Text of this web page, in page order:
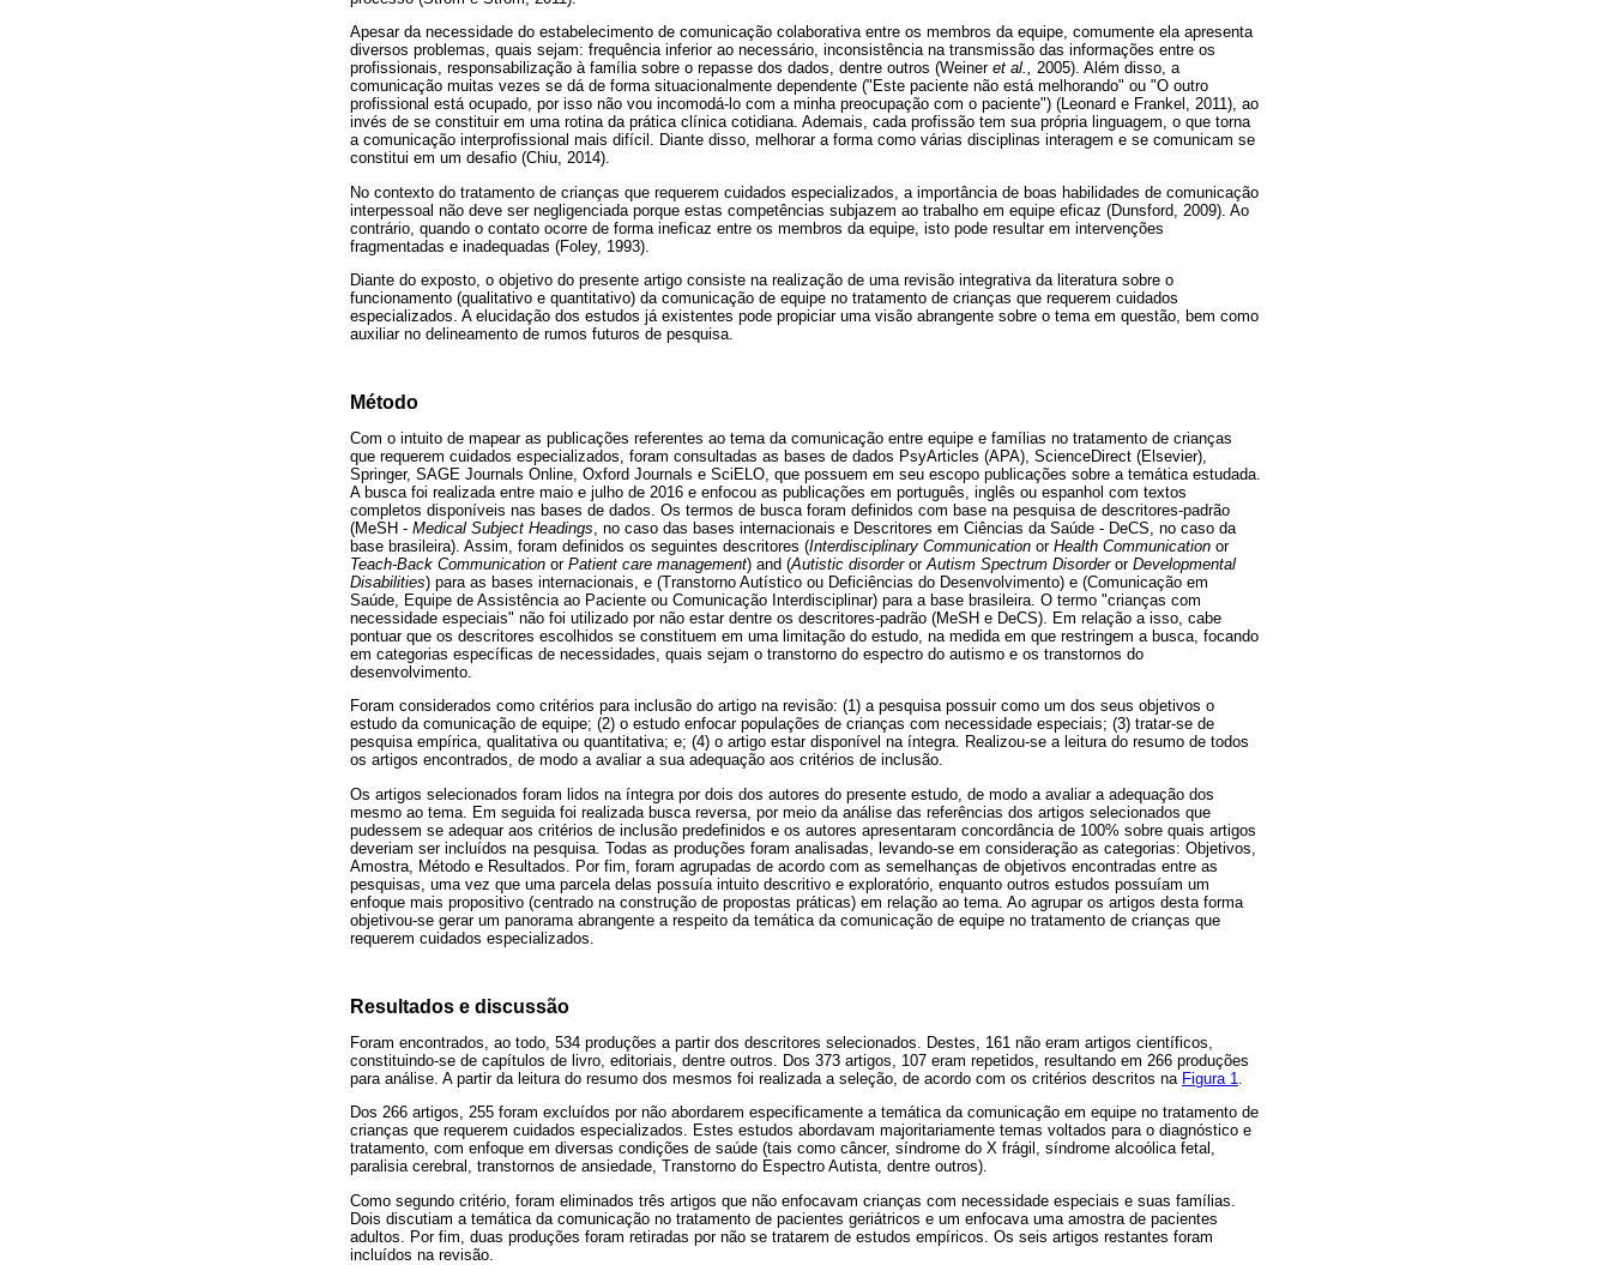
Apesar da necessidade do estabelecimento de comunicação colaborativa entre os membros da equipe, comumente ela apresenta
diversos problemas, quais sejam: frequência inferior ao necessário, inconsistência na transmissão das informações entre os
profissionais, responsabilização à família sobre o repasse dos dados, dentre outros (Weiner et al., 2005). Além disso, a
comunicação muitas vezes se dá de forma situacionalmente dependente ("Este paciente não está melhorando" ou "O outro
profissional está ocupado, por isso não vou incomodá-lo com a minha preocupação com o paciente") (Leonard e Frankel, 2011), ao
invés de se constituir em uma rotina da prática clínica cotidiana. Ademais, cada profissão tem sua própria linguagem, o que torna
a comunicação interprofissional mais difícil. Diante disso, melhorar a forma como várias disciplinas interagem e se comunicam se
constitui em um desafio (Chiu, 2014).
No contexto do tratamento de crianças que requerem cuidados especializados, a importância de boas habilidades de comunicação
interpessoal não deve ser negligenciada porque estas competências subjazem ao trabalho em equipe eficaz (Dunsford, 2009). Ao
contrário, quando o contato ocorre de forma ineficaz entre os membros da equipe, isto pode resultar em intervenções
fragmentadas e inadequadas (Foley, 1993).
Diante do exposto, o objetivo do presente artigo consiste na realização de uma revisão integrativa da literatura sobre o
funcionamento (qualitativo e quantitativo) da comunicação de equipe no tratamento de crianças que requerem cuidados
especializados. A elucidação dos estudos já existentes pode propiciar uma visão abrangente sobre o tema em questão, bem como
auxiliar no delineamento de rumos futuros de pesquisa.
Método
Com o intuito de mapear as publicações referentes ao tema da comunicação entre equipe e famílias no tratamento de crianças
que requerem cuidados especializados, foram consultadas as bases de dados PsyArticles (APA), ScienceDirect (Elsevier),
Springer, SAGE Journals Online, Oxford Journals e SciELO, que possuem em seu escopo publicações sobre a temática estudada.
A busca foi realizada entre maio e julho de 2016 e enfocou as publicações em português, inglês ou espanhol com textos
completos disponíveis nas bases de dados. Os termos de busca foram definidos com base na pesquisa de descritores-padrão
(MeSH - Medical Subject Headings, no caso das bases internacionais e Descritores em Ciências da Saúde - DeCS, no caso da
base brasileira). Assim, foram definidos os seguintes descritores (Interdisciplinary Communication or Health Communication or
Teach-Back Communication or Patient care management) and (Autistic disorderorAutism Spectrum Disorderor Developmental
Disabilities) para as bases internacionais, e (Transtorno Autístico ou Deficiências do Desenvolvimento) e (Comunicação em
Saúde, Equipe de Assistência ao Paciente ou Comunicação Interdisciplinar) para a base brasileira. O termo "crianças com
necessidade especiais" não foi utilizado por não estar dentre os descritores-padrão (MeSH e DeCS). Em relação a isso, cabe
pontuar que os descritores escolhidos se constituem em uma limitação do estudo, na medida em que restringem a busca, focando
em categorias específicas de necessidades, quais sejam o transtorno do espectro do autismo e os transtornos do
desenvolvimento.
Foram considerados como critérios para inclusão do artigo na revisão: (1) a pesquisa possuir como um dos seus objetivos o
estudo da comunicação de equipe; (2) o estudo enfocar populações de crianças com necessidade especiais; (3) tratar-se de
pesquisa empírica, qualitativa ou quantitativa; e; (4) o artigo estar disponível na íntegra. Realizou-se a leitura do resumo de todos
os artigos encontrados, de modo a avaliar a sua adequação aos critérios de inclusão.
Os artigos selecionados foram lidos na íntegra por dois dos autores do presente estudo, de modo a avaliar a adequação dos
mesmo ao tema. Em seguida foi realizada busca reversa, por meio da análise das referências dos artigos selecionados que
pudessem se adequar aos critérios de inclusão predefinidos e os autores apresentaram concordância de 100% sobre quais artigos
deveriam ser incluídos na pesquisa. Todas as produções foram analisadas, levando-se em consideração as categorias: Objetivos,
Amostra, Método e Resultados. Por fim, foram agrupadas de acordo com as semelhanças de objetivos encontradas entre as
pesquisas, uma vez que uma parcela delas possuía intuito descritivo e exploratório, enquanto outros estudos possuíam um
enfoque mais propositivo (centrado na construção de propostas práticas) em relação ao tema. Ao agrupar os artigos desta forma
objetivou-se gerar um panorama abrangente a respeito da temática da comunicação de equipe no tratamento de crianças que
requerem cuidados especializados.
Resultados e discussão
Foram encontrados, ao todo, 534 produções a partir dos descritores selecionados. Destes, 161 não eram artigos científicos,
constituindo-se de capítulos de livro, editoriais, dentre outros. Dos 373 artigos, 107 eram repetidos, resultando em 266 produções
para análise. A partir da leitura do resumo dos mesmos foi realizada a seleção, de acordo com os critérios descritos na Figura 1.
Dos 266 artigos, 255 foram excluídos por não abordarem especificamente a temática da comunicação em equipe no tratamento de
crianças que requerem cuidados especializados. Estes estudos abordavam majoritariamente temas voltados para o diagnóstico e
tratamento, com enfoque em diversas condições de saúde (tais como câncer, síndrome do X frágil, síndrome alcoólica fetal,
paralisia cerebral, transtornos de ansiedade, Transtorno do Espectro Autista, dentre outros).
Como segundo critério, foram eliminados três artigos que não enfocavam crianças com necessidade especiais e suas famílias.
Dois discutiam a temática da comunicação no tratamento de pacientes geriátricos e um enfocava uma amostra de pacientes
adultos. Por fim, duas produções foram retiradas por não se tratarem de estudos empíricos. Os seis artigos restantes foram
incluídos na revisão.